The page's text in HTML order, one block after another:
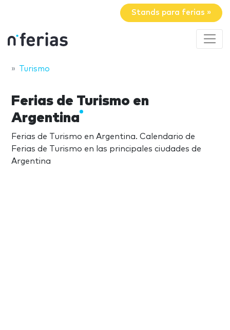
Stands para ferias »
Turismo
Ferias de Turismo en
Argentina
Ferias de Turismo en Argentina. Calendario de
Ferias de Turismo en las principales ciudades de
Argentina